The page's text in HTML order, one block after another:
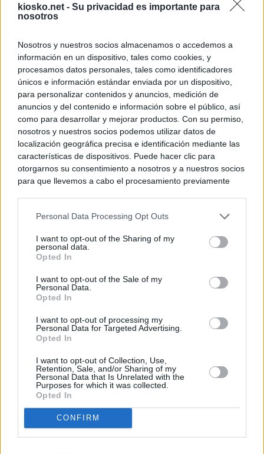
kiosko.net - Su privacidad es importante para
nosotros
Nosotros y nuestros socios almacenamos o accedemos a
información en un dispositivo, tales como cookies, y
procesamos datos personales, tales como identificadores
únicos e información estándar enviada por un dispositivo,
para personalizar contenidos y anuncios, medición de
anuncios y del contenido e información sobre el público, así
como para desarrollar y mejorar productos. Con su permiso,
nosotros y nuestros socios podemos utilizar datos de
localización geográfica precisa e identificación mediante las
características de dispositivos. Puede hacer clic para
otorgarnos su consentimiento a nosotros y a nuestros socios
para que llevemos a cabo el procesamiento previamente
negar su consentimiento. Tenga en cuenta que algún
de su consentimiento, pero usted tiene el derecho de
rechazar tal procesamiento. Sus preferencias se aplicarán
cualquier momento entrando de nuevo en este sitio web o
visitando nuestra política de privacidad.
Personal Data Processing Opt Outs
I want to opt-out of the Sharing of my
personal data.
Opted In
I want to opt-out of the Sale of my
Personal Data.
Opted In
I want to opt-out of processing my
Personal Data for Targeted Advertising.
Opted In
I want to opt-out of Collection, Use,
Retention, Sale, and/or Sharing of my
Personal Data that Is Unrelated with the
Purposes for which it was collected.
Opted In
CONFIRM